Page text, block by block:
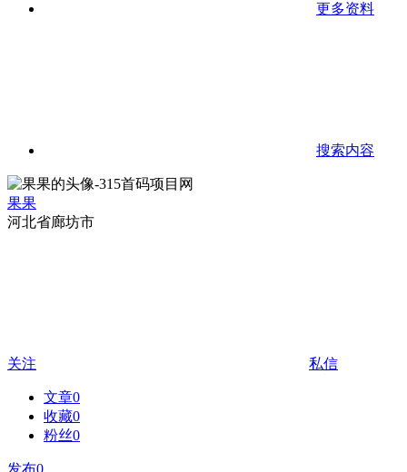
更多资料
搜索内容
果果
河北省廊坊市
关注 私信
文章0
收藏0
粉丝0
发布0